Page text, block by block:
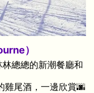
）
林總總的新潮餐廳和
雞尾酒，一邊欣賞🌆